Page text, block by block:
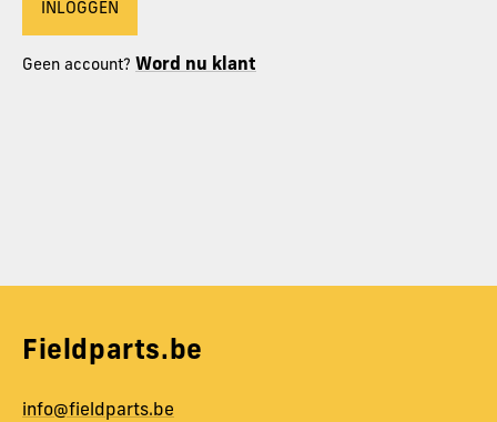
INLOGGEN
Geen account? Word nu klant
Fieldparts.be
info@fieldparts.be